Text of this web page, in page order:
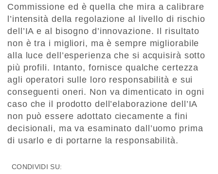
Commissione ed è quella che mira a calibrare
l’intensità della regolazione al livello di rischio
dell’IA e al bisogno d’innovazione. Il risultato
non è tra i migliori, ma è sempre migliorabile
alla luce dell’esperienza che si acquisirà sotto
più profili. Intanto, fornisce qualche certezza
agli operatori sulle loro responsabilità e sui
conseguenti oneri. Non va dimenticato in ogni
caso che il prodotto dell’elaborazione dell’IA
non può essere adottato ciecamente a fini
decisionali, ma va esaminato dall’uomo prima
di usarlo e di portarne la responsabilità.
CONDIVIDI SU: